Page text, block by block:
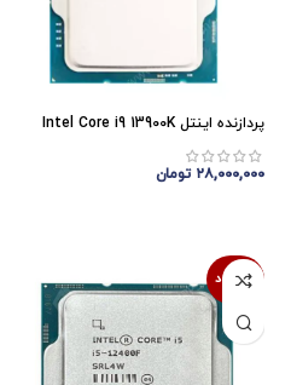
پردازنده اینتل Intel Core i9 13900K
۲۸,۰۰۰,۰۰۰ تومان
ناموجود